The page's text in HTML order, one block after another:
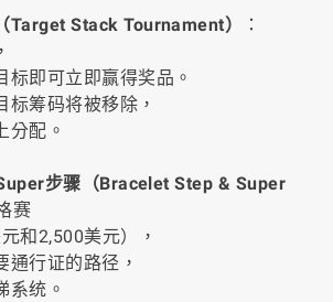
Target Stack Tournament）
：
标即可立即赢得奖品。
标筹码将被移除，
分配。
步骤（Bracelet Step & Super
赛
和2,500美元），
通行证的路径，
系统。